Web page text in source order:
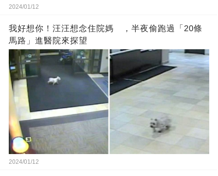
2024/01/12
我好想你！汪汪想念住院媽 ，半夜偷跑過「20條
馬路」進醫院來探望
2024/01/12